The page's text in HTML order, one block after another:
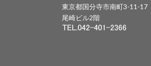
東京都国分寺市南町3-11-17
尾崎ビル2階